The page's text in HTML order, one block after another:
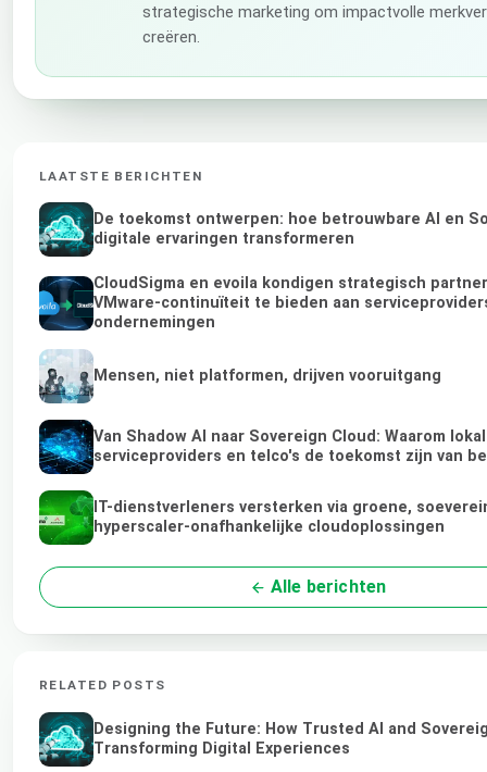
strategische marketing om impactvolle
creëren.
LAATSTE BERICHTEN
De toekomst ontwerpen: hoe betrouwbare AI en
digitale ervaringen transformeren
CloudSigma en evoila kondigen strategisch
VMware-continuïteit te bieden aan
ondernemingen
Mensen, niet platformen, drijven vooruitgang
Van Shadow AI naar Sovereign Cloud: Waarom
serviceproviders en telco's de toekomst zijn van
IT-dienstverleners versterken via groene,
hyperscaler-onafhankelijke cloudoplossingen
Alle berichten
RELATED POSTS
Designing the Future: How Trusted AI and
Transforming Digital Experiences